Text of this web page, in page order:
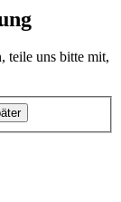
teile uns bitte mit,